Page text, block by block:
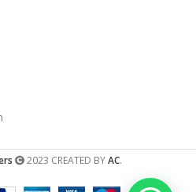
2023 CREATED BYAC.